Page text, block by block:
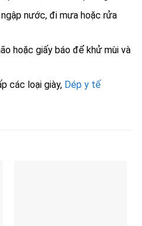
nước, đi mưa hoặc rửa
hoặc giấy báo để khử mùi và
các loại giày, Dép y tế